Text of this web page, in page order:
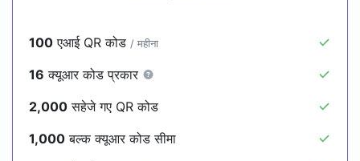
100 एआई QR कोड / महीना
16 क्यूआर कोड प्रकार
2,000 सहेजे गए QR कोड
1,000 बल्क क्यूआर कोड सीमा